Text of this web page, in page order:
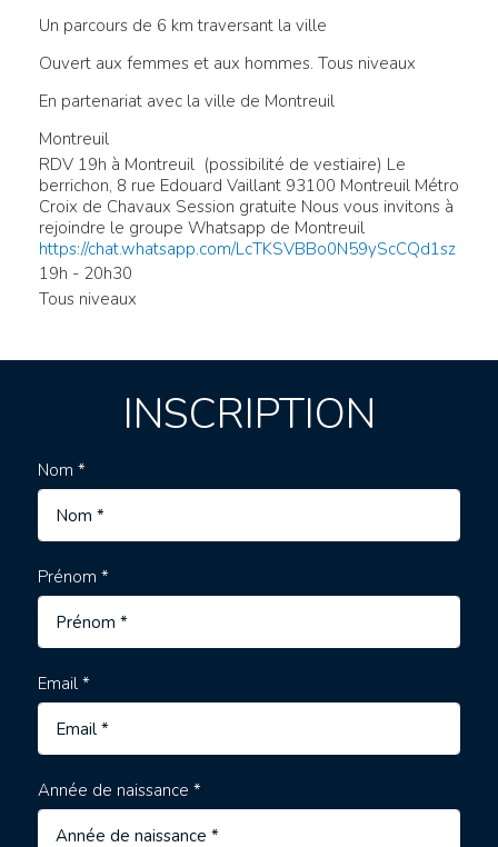
Un parcours de 6 km traversant la ville
Ouvert aux femmes et aux hommes. Tous niveaux
En partenariat avec la ville de Montreuil
Montreuil
RDV 19h à Montreuil (possibilité de vestiaire) Le
berrichon, 8 rue Edouard Vaillant 93100 Montreuil Métro
Croix de Chavaux Session gratuite Nous vous invitons à
rejoindre le groupe Whatsapp de Montreuil
https://chat.whatsapp.com/LcTKSVBBo0N59yScCQd1sz
19h - 20h30
Tous niveaux
INSCRIPTION
Nom *
Prénom *
Email *
Année de naissance *